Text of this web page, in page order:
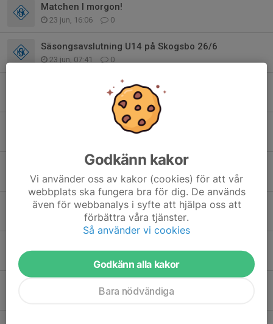
Matchen I morgon!
23 jun, 16:06 0
Säsongsavslutning U14 på Skogsbo 26/6
23 jun, 07:41 0
Match torsdag 18/6 mot IF Väster inställd.
0
Matchen torsdag 18/6 med P-12!
Inställda träningar v25
14 jun, 22:13 0
Träning tors 11/6 inställd
9 jun, 22:15 0
0
Godkänn kakor
Vi använder oss av kakor (cookies) för att vår
webbplats ska fungera bra för dig. De används
även för webbanalys i syfte att hjälpa oss att
förbättra våra tjänster.
Så använder vi cookies
Godkänn alla kakor
Bara nödvändiga